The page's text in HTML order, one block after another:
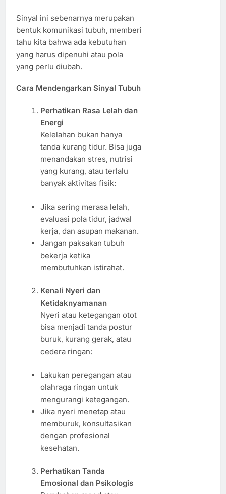
Sinyal ini sebenarnya merupakan
bentuk komunikasi tubuh, memberi
tahu kita bahwa ada kebutuhan
yang harus dipenuhi atau pola
yang perlu diubah.
Cara Mendengarkan Sinyal Tubuh
Perhatikan Rasa Lelah dan
Energi
Kelelahan bukan hanya
tanda kurang tidur. Bisa juga
menandakan stres, nutrisi
yang kurang, atau terlalu
banyak aktivitas fisik:
Jika sering merasa lelah,
evaluasi pola tidur, jadwal
kerja, dan asupan makanan.
Jangan paksakan tubuh
bekerja ketika
membutuhkan istirahat.
Kenali Nyeri dan
Ketidaknyamanan
Nyeri atau ketegangan otot
bisa menjadi tanda postur
buruk, kurang gerak, atau
cedera ringan:
Lakukan peregangan atau
olahraga ringan untuk
mengurangi ketegangan.
Jika nyeri menetap atau
memburuk, konsultasikan
dengan profesional
kesehatan.
Perhatikan Tanda
Emosional dan Psikologis